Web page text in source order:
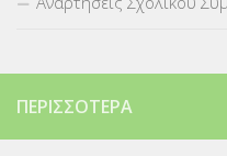
ΠΕΡΙΣΣΌΤΕΡΑ